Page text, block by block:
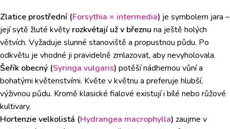
Zlatice prostřední (Forsythia × intermedia) je symbolem jara –
její sytě žluté květy rozkvétají už v březnu na ještě holých
větvích. Vyžaduje slunné stanoviště a propustnou půdu. Po
odkvětu je vhodné ji pravidelně zmlazovat, aby nevyholovala.
Šeřík obecný (Syringa vulgaris) potěší nádhernou vůní a
bohatými květenstvími. Květe v květnu a preferuje hlubší,
výživnou půdu. Kromě klasické fialové existují i bílé nebo růžové
kultivary.
Hortenzie velkolistá (Hydrangea macrophylla) zaujme v